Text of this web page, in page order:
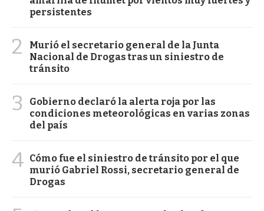
persistentes
2
Murió el secretario general de la Junta
Nacional de Drogas tras un siniestro de
tránsito
3
Gobierno declaró la alerta roja por las
condiciones meteorológicas en varias zonas
del país
4 Cómo fue el siniestro de tránsito por el que
murió Gabriel Rossi, secretario general de
Drogas